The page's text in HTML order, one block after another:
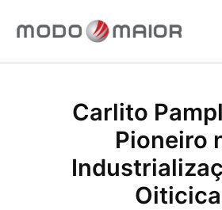
para
conteúdo
Carlito
Pioneiro
Oiticica